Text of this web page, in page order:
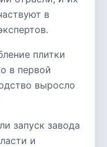
в
плитки
в первой
выросло
запуск завода
и